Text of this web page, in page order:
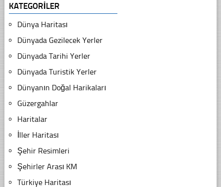
KATEGORILER
Dünya Haritası
Dünyada Gezilecek Yerler
Dünyada Tarihi Yerler
Dünyada Turistik Yerler
Dünyanın Doğal Harikaları
Güzergahlar
Haritalar
İller Haritası
Şehir Resimleri
Şehirler Arası KM
Türkiye Haritası